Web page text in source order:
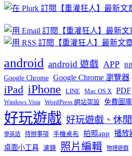
類
android android 遊戲 APP
Google Chrome Google Chrome 瀏覽器
iPad iPhone LINE Mac OS X PDF
Windows Vista WordPress 網站架設 免費圖庫
好玩遊戲 好玩遊戲、休
學英語 待辦事項 手機桌布 拍照app 播放
桌面小工具 濾鏡 照片編輯 物理遊戲